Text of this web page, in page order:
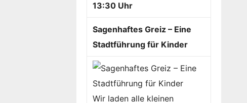
13:30 Uhr
Sagenhaftes Greiz – Eine
Stadtführung für Kinder
Wir laden alle kleinen